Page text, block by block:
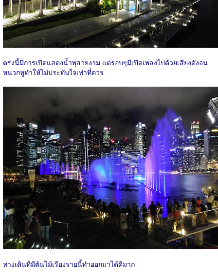
ตรงนี้มีการเปิดแสดงน้ำพุสวยงาม แต่รอบๆมีเปิดเพลงไปด้วยเสียงดังจน
หนวกหูทำให้ไม่ประทับใจเท่าที่ควร
ทางเดินที่มีต้นไม้เรียงรายนี้ทำออกมาได้ดีมาก